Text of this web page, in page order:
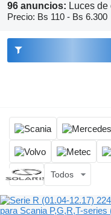
96 anuncios: Luces
Precio: Bs 110 - Bs 6.300
Todos